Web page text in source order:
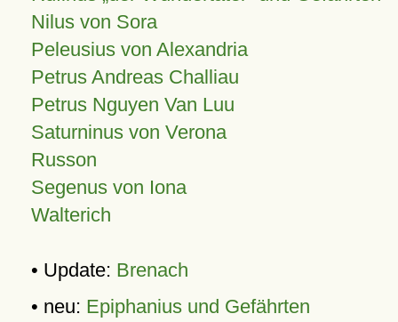
Nilus von Sora
Peleusius von Alexandria
Petrus Andreas Challiau
Petrus Nguyen Van Luu
Saturninus von Verona
Russon
Segenus von Iona
Walterich
• Update: Brenach
• neu: Epiphanius und Gefährten